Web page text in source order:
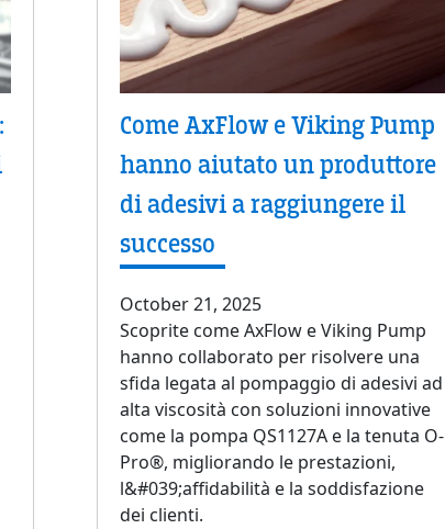
Come AxFlow e Viking Pump
hanno aiutato un produttore
di adesivi a raggiungere il
successo
October 21, 2025
Scoprite come AxFlow e Viking Pump
hanno collaborato per risolvere una
sfida legata al pompaggio di adesivi ad
alta viscosità con soluzioni innovative
come la pompa QS1127A e la tenuta O-
Pro®, migliorando le prestazioni,
l&#039;affidabilità e la soddisfazione
dei clienti.